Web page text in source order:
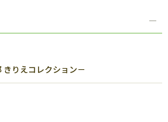
きりえコレクション－